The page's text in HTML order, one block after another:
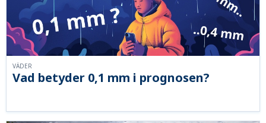
Vad betyder 0,1 mm i prognosen?
VÄDER